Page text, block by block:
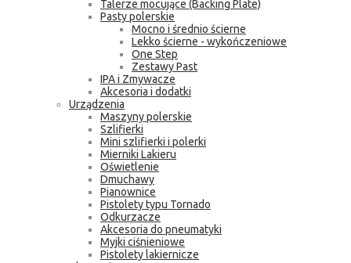
Talerze mocujące (Backing Plate)
Pasty polerskie
Mocno i średnio ścierne
Lekko ścierne - wykończeniowe
One Step
Zestawy Past
IPA i Zmywacze
Akcesoria i dodatki
Urządzenia
Maszyny polerskie
Szlifierki
Mini szlifierki i polerki
Mierniki Lakieru
Oświetlenie
Dmuchawy
Pianownice
Pistolety typu Tornado
Odkurzacze
Akcesoria do pneumatyki
Myjki ciśnieniowe
Pistolety lakiernicze